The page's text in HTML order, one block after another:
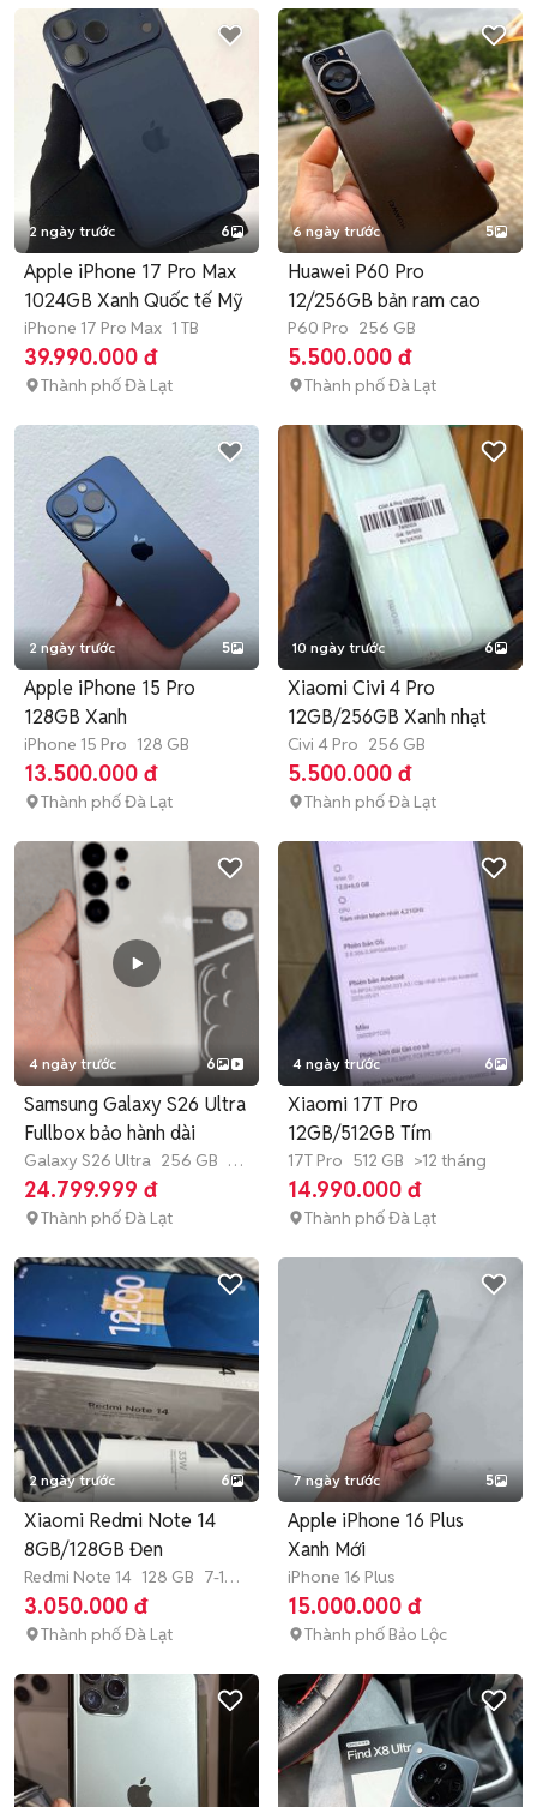
2 ngày trước 6
Apple iPhone 17 Pro Max
1024GB Xanh Quốc tế Mỹ
iPhone 17 Pro Max 1 TB
39.990.000 đ
Thành phố Đà Lạt
6 ngày trước 5
Huawei P60 Pro
12/256GB bản ram cao
P60 Pro 256 GB
5.500.000 đ
Thành phố Đà Lạt
2 ngày trước 5
Apple iPhone 15 Pro
128GB Xanh
iPhone 15 Pro 128 GB
13.500.000 đ
Thành phố Đà Lạt
10 ngày trước 6
Xiaomi Civi 4 Pro
12GB/256GB Xanh nhạt
Civi 4 Pro 256 GB
5.500.000 đ
Thành phố Đà Lạt
4 ngày trước 6
Samsung Galaxy S26 Ultra
Fullbox bảo hành dài
Galaxy S26 Ultra 256 GB 7-
12 tháng
24.799.999 đ
Thành phố Đà Lạt
4 ngày trước 6
Xiaomi 17T Pro
12GB/512GB Tím
17T Pro 512 GB >12 tháng
14.990.000 đ
Thành phố Đà Lạt
2 ngày trước 6
Xiaomi Redmi Note 14
8GB/128GB Đen
Redmi Note 14 128 GB 7-12
tháng
3.050.000 đ
Thành phố Đà Lạt
7 ngày trước 5
Apple iPhone 16 Plus
Xanh Mới
iPhone 16 Plus
15.000.000 đ
Thành phố Bảo Lộc